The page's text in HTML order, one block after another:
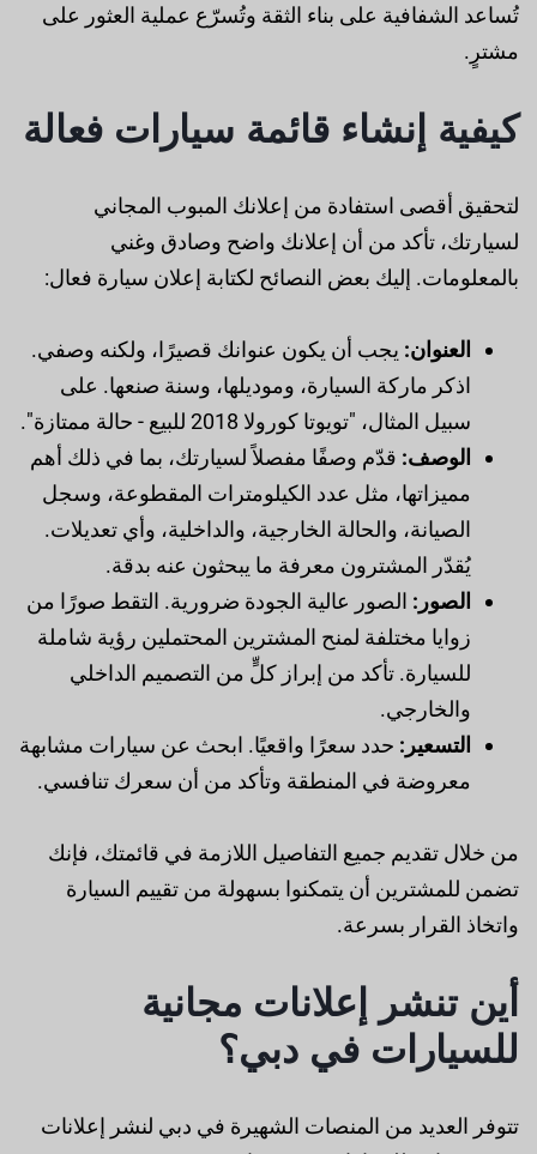
تُساعد الشفافية على بناء الثقة وتُسرّع عملية العثور على
مشترٍ.
كيفية إنشاء قائمة سيارات فعالة
لتحقيق أقصى استفادة من إعلانك المبوب المجاني
لسيارتك، تأكد من أن إعلانك واضح وصادق وغني
بالمعلومات. إليك بعض النصائح لكتابة إعلان سيارة فعال:
العنوان: يجب أن يكون عنوانك قصيرًا، ولكنه وصفي.
اذكر ماركة السيارة، وموديلها، وسنة صنعها. على
سبيل المثال، "تويوتا كورولا 2018 للبيع - حالة ممتازة".
الوصف: قدّم وصفًا مفصلاً لسيارتك، بما في ذلك أهم
مميزاتها، مثل عدد الكيلومترات المقطوعة، وسجل
الصيانة، والحالة الخارجية، والداخلية، وأي تعديلات.
يُقدّر المشترون معرفة ما يبحثون عنه بدقة.
الصور: الصور عالية الجودة ضرورية. التقط صورًا من
زوايا مختلفة لمنح المشترين المحتملين رؤية شاملة
للسيارة. تأكد من إبراز كلٍّ من التصميم الداخلي
والخارجي.
التسعير: حدد سعرًا واقعيًا. ابحث عن سيارات مشابهة
معروضة في المنطقة وتأكد من أن سعرك تنافسي.
من خلال تقديم جميع التفاصيل اللازمة في قائمتك، فإنك
تضمن للمشترين أن يتمكنوا بسهولة من تقييم السيارة
واتخاذ القرار بسرعة.
أين تنشر إعلانات مجانية
للسيارات في دبي؟
تتوفر العديد من المنصات الشهيرة في دبي لنشر إعلانات